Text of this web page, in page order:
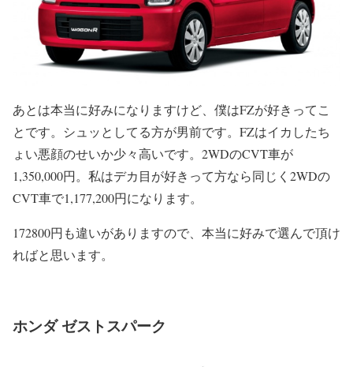
あとは本当に好みになりますけど、僕はFZが好きってこ
とです。シュッとしてる方が男前です。FZはイカしたち
ょい悪顔のせいか少々高いです。2WDのCVT車が
1,350,000円。私はデカ目が好きって方なら同じく2WDの
CVT車で1,177,200円になります。
172800円も違いがありますので、本当に好みで選んで頂け
ればと思います。
ホンダ ゼストスパーク